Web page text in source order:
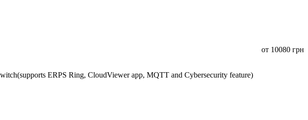
от 10080 грн
ERPS Ring, CloudViewer app, MQTT and Cybersecurity feature)